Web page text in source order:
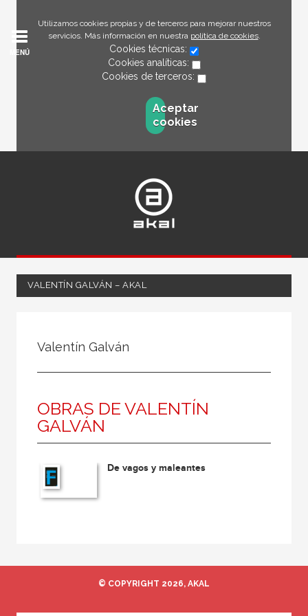
Utilizamos cookies propias y de terceros para mejorar nuestros
servicios. Más información en nuestra política de cookies.
Cookies técnicas:
Cookies analíticas:
Cookies de terceros:
Aceptar
cookies
MENÚ
VALENTÍN GALVÁN – AKAL
Coordinador
Editor
Escritor
Escritora
Traductor
Valentín Galván
OBRAS DE VALENTÍN
GALVÁN
De vagos y maleantes
© COPYRIGHT 2026, AKAL